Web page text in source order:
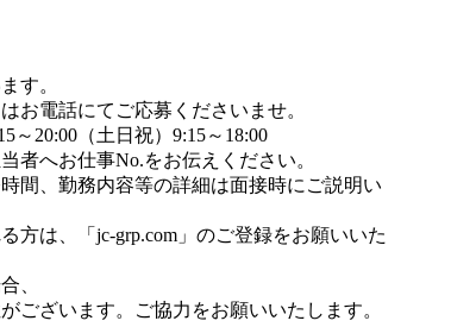
す。
お電話にてご応募くださいませ。
～20:00（土日祝）9:15～18:00
者へお仕事No.をお伝えください。
間、勤務内容等の詳細は面接時にご説明い
方は、「jc-grp.com」のご登録をお願いいた
、
ございます。ご協力をお願いいたします。